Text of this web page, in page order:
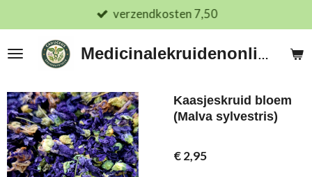
direct
naar
Medicinalekruidenonline.nl
verzendkosten 7,50
Kaasjeskruid bloem
(Malva sylvestris)
€ 2,95